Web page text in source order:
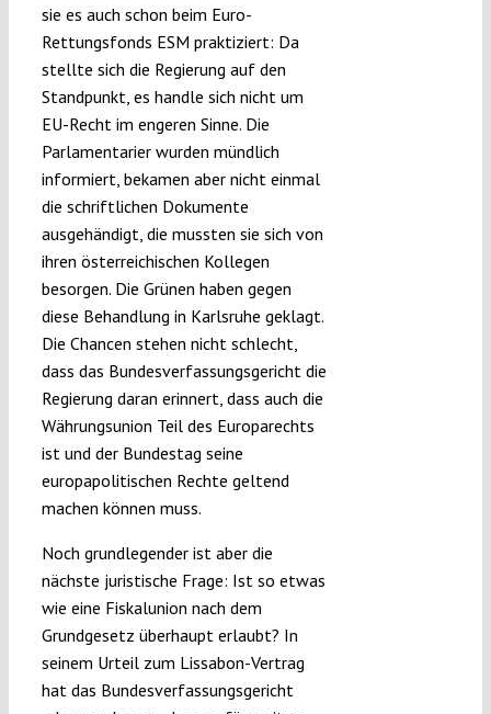
sie es auch schon beim Euro-
Rettungsfonds ESM praktiziert: Da
stellte sich die Regierung auf den
Standpunkt, es handle sich nicht um
EU-Recht im engeren Sinne. Die
Parlamentarier wurden mündlich
informiert, bekamen aber nicht einmal
die schriftlichen Dokumente
ausgehändigt, die mussten sie sich von
ihren österreichischen Kollegen
besorgen. Die Grünen haben gegen
diese Behandlung in Karlsruhe geklagt.
Die Chancen stehen nicht schlecht,
dass das Bundesverfassungsgericht die
Regierung daran erinnert, dass auch die
Währungsunion Teil des Europarechts
ist und der Bundestag seine
europapolitischen Rechte geltend
machen können muss.
Noch grundlegender ist aber die
nächste juristische Frage: Ist so etwas
wie eine Fiskalunion nach dem
Grundgesetz überhaupt erlaubt? In
seinem Urteil zum Lissabon-Vertrag
hat das Bundesverfassungsgericht